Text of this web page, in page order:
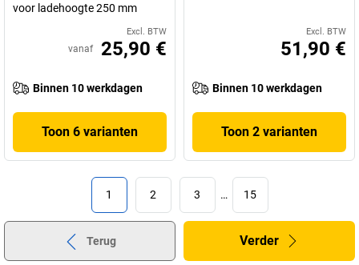
voor ladehoogte 250 mm
Excl. BTW
vanaf 25,90 €
Binnen 10 werkdagen
Toon 6 varianten
Excl. BTW
51,90 €
Binnen 10 werkdagen
Toon 2 varianten
1 2 3 … 15
Terug Verder